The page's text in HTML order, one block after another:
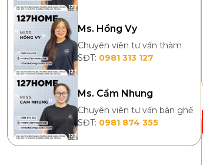
Ms. Hồng Vy
Chuyên viên tư vấn thảm
SĐT: 0981 313 127
Ms. Cẩm Nhung
Chuyên viên tư vấn bàn ghế
SĐT: 0981 874 355